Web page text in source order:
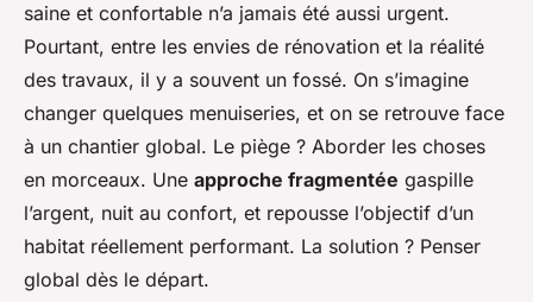
saine et confortable n’a jamais été aussi urgent.
Pourtant, entre les envies de rénovation et la réalité
des travaux, il y a souvent un fossé. On s’imagine
changer quelques menuiseries, et on se retrouve face
à un chantier global. Le piège ? Aborder les choses
en morceaux. Une approche fragmentée gaspille
l’argent, nuit au confort, et repousse l’objectif d’un
habitat réellement performant. La solution ? Penser
global dès le départ.